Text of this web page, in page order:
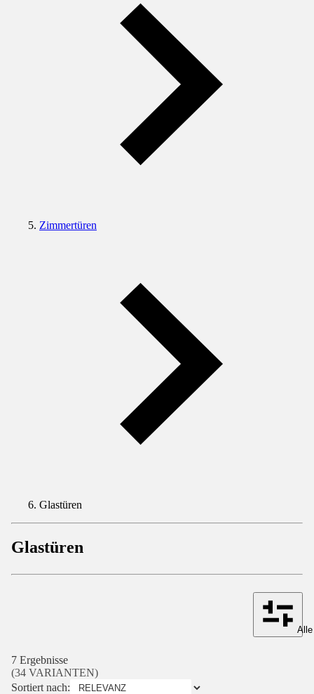
Zimmertüren
Glastüren
Glastüren
7 Ergebnisse
(34 VARIANTEN)
Sortiert nach: